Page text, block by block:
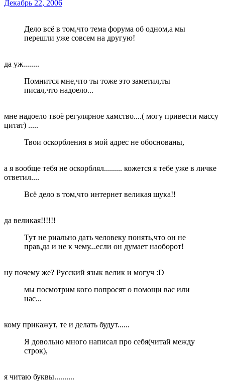
Декабрь 22, 2006
Дело всё в том,что тема форума об одном,а мы
перешли уже совсем на другую!
да уж........
Помнится мне,что ты тоже это заметил,ты
писал,что надоело...
мне надоело твоё регулярное хамство....( могу привести массу
цитат) .....
Твои оскорбления в мой адрес не обоснованы,
а я вообще тебя не оскорблял......... кожется я тебе уже в личке
ответил....
Всё дело в том,что интернет великая шука!!
да великая!!!!!!
Тут не риально дать человеку понять,что он не
прав,да и не к чему...если он думает наоборот!
ну почему же? Русский язык велик и могуч :D
мы посмотрим кого попросят о помощи вас или
нас...
кому прикажут, те и делать будут......
Я довольно много написал про себя(читай между
строк),
я читаю буквы..........